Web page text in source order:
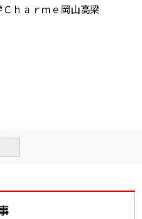
ｈａｒｍｅ岡山高梁